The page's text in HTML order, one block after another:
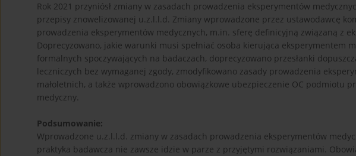
Rok 2021 przyniósł zmiany w zasadach prowadzenia eksperymentów
przepisy znowelizowanej u.z.l.l.d. Zmiany wprowadzone przez ustawodawcę
prowadzenia eksperymentów medycznych, m.in. sferę definicyjną związaną z
Doprecyzowano, jakie warunki musi spełniać osoba kierująca eksperymentem
formalnych spoczywających na badaczach, doprecyzowano przesłanki
leczniczych bez wymaganej zgody, zmodyfikowano zasady prowadzenia
małoletnich, a także wprowadzono obowiązkowe ubezpieczenie OC podmiotu
medyczny.
Podsumowanie:
Wprowadzone u.z.l.l.d. zmiany w zasadach prowadzenia eksperymentów
praktyka badawcza nie zawsze idzie w parze z przyjętymi rozwiązaniami.